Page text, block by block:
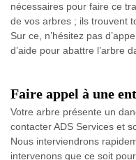
nécessaires pour faire ce
de vos arbres ; ils trouvent
Sur ce, n’hésitez pas
d’aide pour abattre l’arbre
Faire appel à une
Votre arbre présente un
contacter ADS Services et
Nous interviendrons
intervenons que ce soit